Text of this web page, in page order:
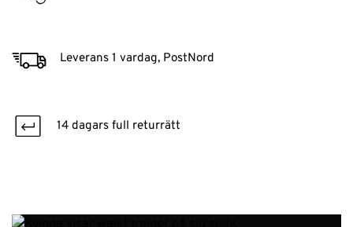
Leverans 1 vardag, PostNord
14 dagars full returrätt